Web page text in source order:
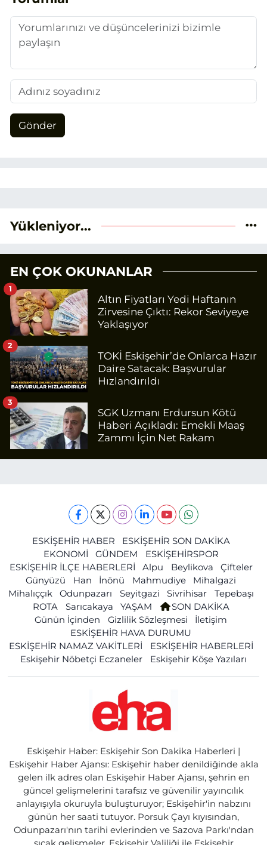
adım attım.
Gönder
Yükleniyor...
EN ÇOK OKUNANLAR
Altın Fiyatları Yedi Haftanın
Zirvesine Çıktı: Rekor Seviyeye
Yaklaşıyor
1
TOKİ Eskişehir’de Onlarca Hazır
Daire Satacak: Başvurular
Hızlandırıldı
2
SGK Uzmanı Erdursun Kötü
Haberi Açıkladı: Emekli Maaş
Zammı İçin Net Rakam
3
ESKİŞEHİR HABER
ESKİŞEHİR SON DAKİKA
EKONOMİ
GÜNDEM
ESKİŞEHİRSPOR
ESKİŞEHİR İLÇE HABERLERİ
Alpu Beylikova
Çifteler
Günyüzü
Han İnönü Mahmudiye
Mihalgazi
Mihalıççık
Odunpazarı Seyitgazi Sivrihisar
Tepebaşı
ROTA
Sarıcakaya YAŞAM
SON DAKİKA
Günün İçinden
Gizlilik Sözleşmesi
İletişim
ESKİŞEHİR HAVA DURUMU
ESKİŞEHİR NAMAZ VAKİTLERİ
ESKİŞEHİR HABERLERİ
Eskişehir Nöbetçi Eczaneler
Eskişehir Köşe Yazıları
Eskişehir Haber: Eskişehir Son Dakika Haberleri |
Eskişehir Haber Ajansı: Eskişehir haber denildiğinde akla
gelen ilk adres olan Eskişehir Haber Ajansı, şehrin en
güncel gelişmelerini tarafsız ve güvenilir yayıncılık
anlayışıyla okuruyla buluşturuyor; Eskişehir'in nabzını
günün her saati tutuyor. Porsuk Çayı kıyısından,
Odunpazarı'nın tarihi evlerinden ve Sazova Parkı'ndan